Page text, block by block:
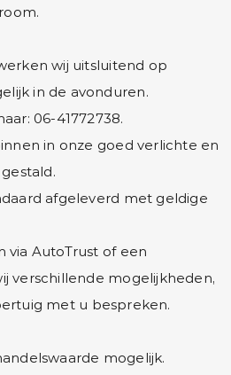
wij uitsluitend op
in de avonduren.
06-41772738.
in onze goed verlichte en
afgeleverd met geldige
via AutoTrust of een
verschillende mogelijkheden,
met u bespreken.
mogelijk.